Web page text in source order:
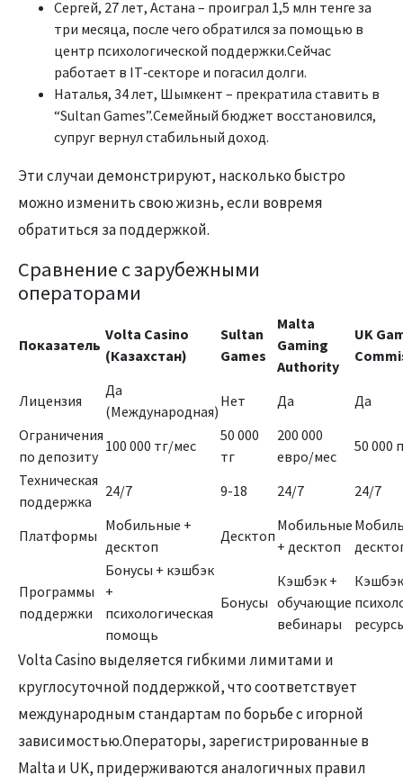
Сергей, 27 лет, Астана – проиграл 1,5 млн тенге за
три месяца, после чего обратился за помощью в
центр психологической поддержки.Сейчас
работает в IT‑секторе и погасил долги.
Наталья, 34 лет, Шымкент – прекратила ставить в
“Sultan Games”.Семейный бюджет восстановился,
супруг вернул стабильный доход.
Эти случаи демонстрируют, насколько быстро
можно изменить свою жизнь, если вовремя
обратиться за поддержкой.
Сравнение с зарубежными
операторами
Показатель
Volta Casino
(Казахстан)
Sultan
Games
Malta
Gaming
Authority
UK
Лицензия
Да
(Международная)
Нет Да
Да
Ограничения
по депозиту
100 000 тг/мес
50 000
тг
200 000
евро/мес
50 000
Техническая
поддержка
24/7 9-18 24/7 24/7
Платформы
Мобильные +
десктоп
Десктоп
Мобильные
+ десктоп
Программы
поддержки
Бонусы + кэшбэк
+
психологическая
помощь
Бонусы
Кэшбэк +
обучающие
вебинары
Volta Casino выделяется гибкими лимитами и
круглосуточной поддержкой, что соответствует
международным стандартам по борьбе с игорной
зависимостью.Операторы, зарегистрированные в
Malta и UK, придерживаются аналогичных правил